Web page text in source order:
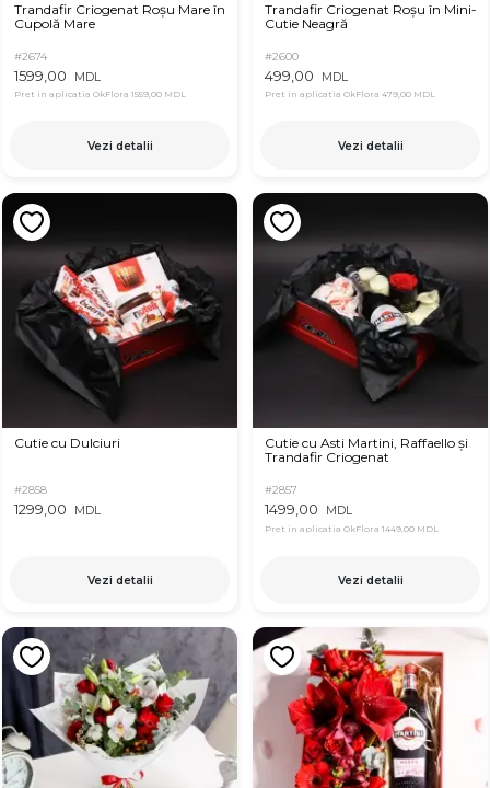
Trandafir Criogenat Roșu Mare în
Cupolă Mare
#2674
1599,00 MDL
Pret in aplicatia OkFlora 1559,00 MDL
Vezi detalii
Trandafir Criogenat Roșu în Mini-
Cutie Neagră
#2600
499,00 MDL
Pret in aplicatia OkFlora 479,00 MDL
Vezi detalii
Cutie cu Dulciuri
#2858
1299,00 MDL
Vezi detalii
Cutie cu Asti Martini, Raffaello și
Trandafir Criogenat
#2857
1499,00 MDL
Pret in aplicatia OkFlora 1449,00 MDL
Vezi detalii